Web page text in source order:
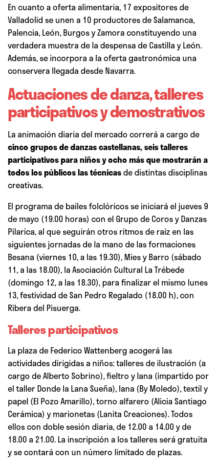
En cuanto a oferta alimentaria, 17 expositores de
Valladolid se unen a 10 productores de Salamanca,
Palencia, León, Burgos y Zamora constituyendo una
verdadera muestra de la despensa de Castilla y León.
Además, se incorpora a la oferta gastronómica una
conservera llegada desde Navarra.
Actuaciones de danza, talleres
participativos y demostrativos
La animación diaria del mercado correrá a cargo de
cinco grupos de danzas castellanas, seis talleres
participativos para niños y ocho más que mostrarán a
todos los públicos las técnicasde distintas disciplinas
creativas.
El programa de bailes folclóricos se iniciará el jueves 9
de mayo (19.00 horas) con el Grupo de Coros y Danzas
Pilarica, al que seguirán otros ritmos de raíz en las
siguientes jornadas de la mano de las formaciones
Besana (viernes 10, a las 19.30), Mies y Barro (sábado
11, a las 18.00), la Asociación Cultural La Trébede
(domingo 12, a las 18.30), para finalizar el mismo lunes
13, festividad de San Pedro Regalado (18.00 h), con
Ribera del Pisuerga.
Talleres participativos
La plaza de Federico Wattenberg acogerá las
actividades dirigidas a niños: talleres de ilustración (a
cargo de Alberto Sobrino), fieltro y lana (impartido por
el taller Donde la Lana Sueña), lana (By Moledo), textil y
papel (El Pozo Amarillo), torno alfarero (Alicia Santiago
Cerámica) y marionetas (Lanita Creaciones). Todos
ellos con doble sesión diaria, de 12.00 a 14.00 y de
18.00 a 21.00. La inscripción a los talleres será gratuita
y se contará con un número limitado de plazas.